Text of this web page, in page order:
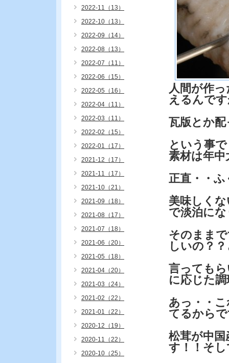
人間が作
えるんで
瓦版とか
という事
素材は年
正直・・
美味しく
で淡泊に
そのまま
しいの？
言っても
に応じた
あっ・・
てるから
松茸が中
す！！そ
2022-11（13）
2022-10（13）
2022-09（14）
2022-08（13）
2022-07（11）
2022-06（15）
2022-05（16）
2022-04（11）
2022-03（11）
2022-02（15）
2022-01（17）
2021-12（17）
2021-11（17）
2021-10（21）
2021-09（18）
2021-08（17）
2021-07（18）
2021-06（20）
2021-05（18）
2021-04（20）
2021-03（24）
2021-02（22）
2021-01（22）
2020-12（19）
2020-11（22）
2020-10（25）